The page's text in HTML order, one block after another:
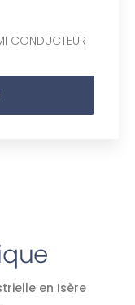
CONDUCTEUR
en Isère